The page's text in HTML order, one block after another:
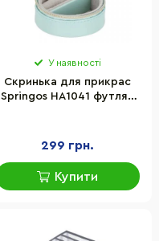
У наявності
Скринька для прикрас
Springos HA1041 футляр
299 грн.
Купити